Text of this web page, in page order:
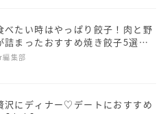
べたい時はやっぱり餃子！肉と野
詰まったおすすめ焼き餃子5選
集部
沢にディナー♡デートにおすすめ